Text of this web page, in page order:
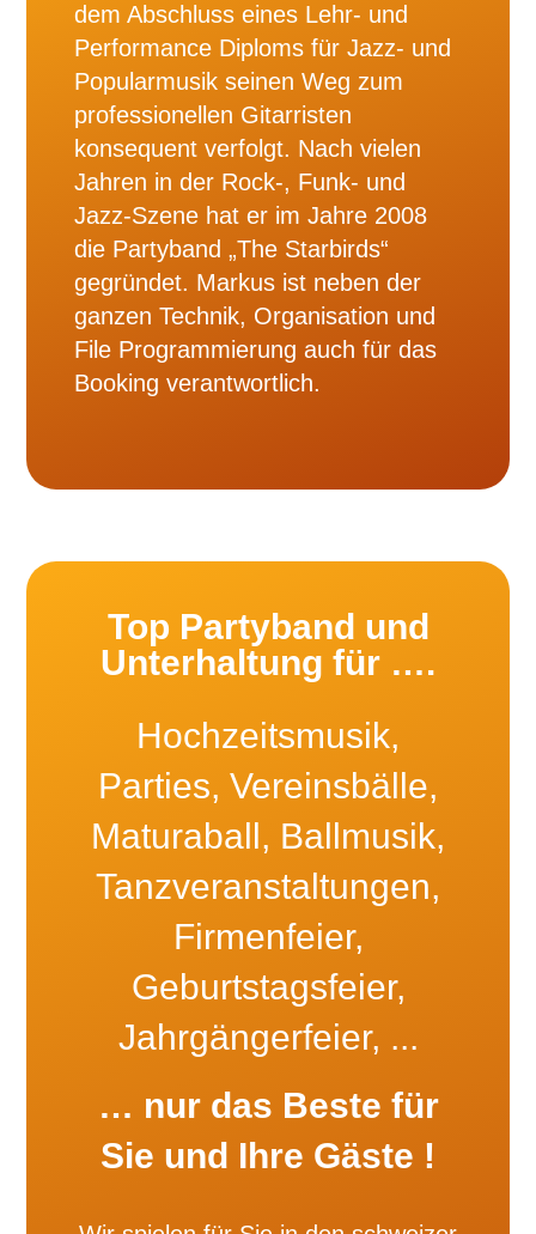
dem Abschluss eines Lehr- und
Performance Diploms für Jazz- und
Popularmusik seinen Weg zum
professionellen Gitarristen
konsequent verfolgt. Nach vielen
Jahren in der Rock-, Funk- und
Jazz-Szene hat er im Jahre 2008
die Partyband „The Starbirds“
gegründet. Markus ist neben der
ganzen Technik, Organisation und
File Programmierung auch für das
Booking verantwortlich.
Top Partyband und
Unterhaltung für ….
Hochzeitsmusik,
Parties, Vereinsbälle,
Maturaball, Ballmusik,
Tanzveranstaltungen,
Firmenfeier,
Geburtstagsfeier,
Jahrgängerfeier, ...
… nur das Beste für
Sie und Ihre Gäste !